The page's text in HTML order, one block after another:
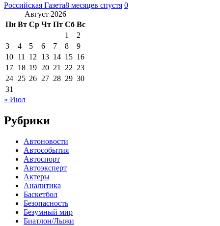
Российская Газета8 месяцев спустя 0
Август 2026
Пн Вт Ср Чт Пт Сб Вс
1
2
3
4 5 6 7 8
9
10 11 12 13 14 15 16
17 18 19 20 21 22 23
24 25 26 27 28 29 30
31
« Июл
Рубрики
Автоновости
Автособытия
Автоспорт
Автоэксперт
Актеры
Аналитика
Баскетбол
Безопасность
Безумный мир
Биатлон/Лыжи